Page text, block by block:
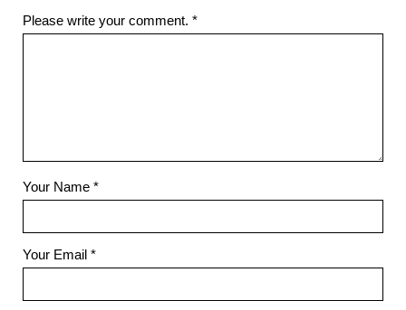
Please write your comment. *
Your Name *
Your Email *